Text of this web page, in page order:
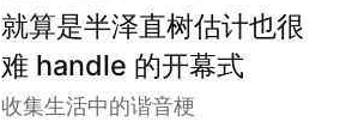
就算是半泽直树估计也很
难 handle 的开幕式
收集生活中的谐音梗